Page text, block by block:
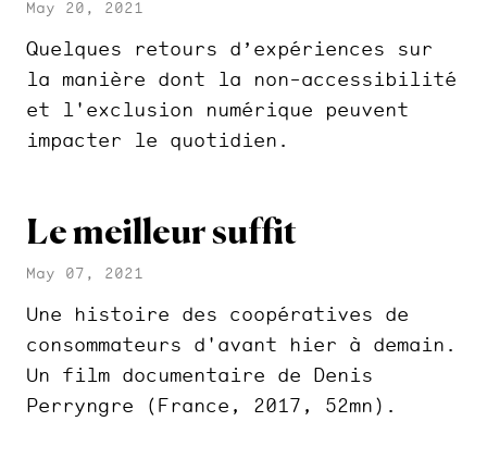
May 20, 2021
Quelques retours d’expériences sur
la manière dont la non-accessibilité
et l'exclusion numérique peuvent
impacter le quotidien.
Le meilleur suffit
May 07, 2021
Une histoire des coopératives de
consommateurs d'avant hier à demain.
Un film documentaire de Denis
Perryngre (France, 2017, 52mn).